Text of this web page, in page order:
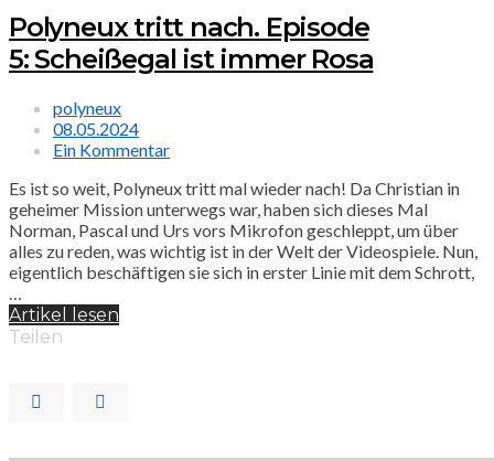
Polyneux tritt nach. Episode
5: Scheißegal ist immer Rosa
polyneux
08.05.2024
Ein Kommentar
Es ist so weit, Polyneux tritt mal wieder nach! Da Christian in
geheimer Mission unterwegs war, haben sich dieses Mal
Norman, Pascal und Urs vors Mikrofon geschleppt, um über
alles zu reden, was wichtig ist in der Welt der Videospiele. Nun,
eigentlich beschäftigen sie sich in erster Linie mit dem Schrott,
Artikel lesen
Teilen